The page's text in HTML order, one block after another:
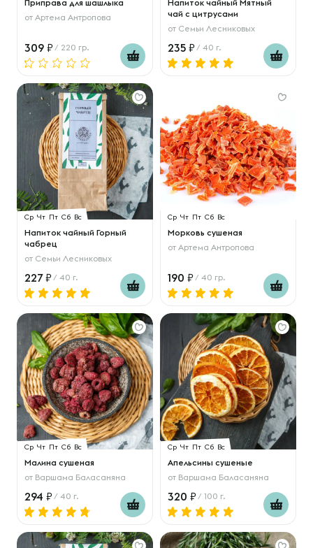
Приправа для шашлыка
от Артема Антропова
309 / 220 гр.
Напиток чайный Мятный
чай с цитрусами
от Семьи Лесниковых
235 / 40 г.
Ср Чт Пт Сб Вс
Напиток чайный Горный
чабрец
от Семьи Лесниковых
227 / 40 г.
Ср Чт Пт Сб Вс
Морковь сушеная
от Артема Антропова
190 / 40 гр.
Ср Чт Пт Сб Вс
Малина сушеная
от Варшама Баласаняна
294 / 40 г.
Ср Чт Пт Сб Вс
Апельсины сушеные
от Варшама Баласаняна
320 / 100 г.